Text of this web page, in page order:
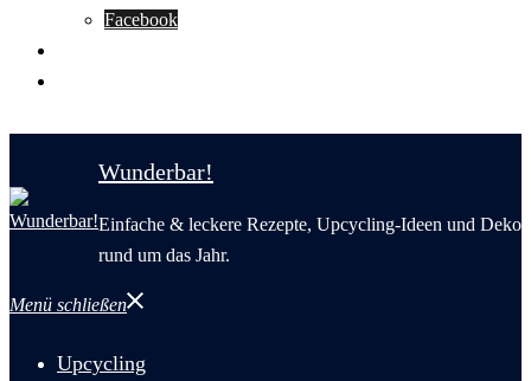
Facebook
Wunderbar!
Einfache & leckere Rezepte, Upcycling-Ideen und Deko
rund um das Jahr.
Menü schließen
Upcycling